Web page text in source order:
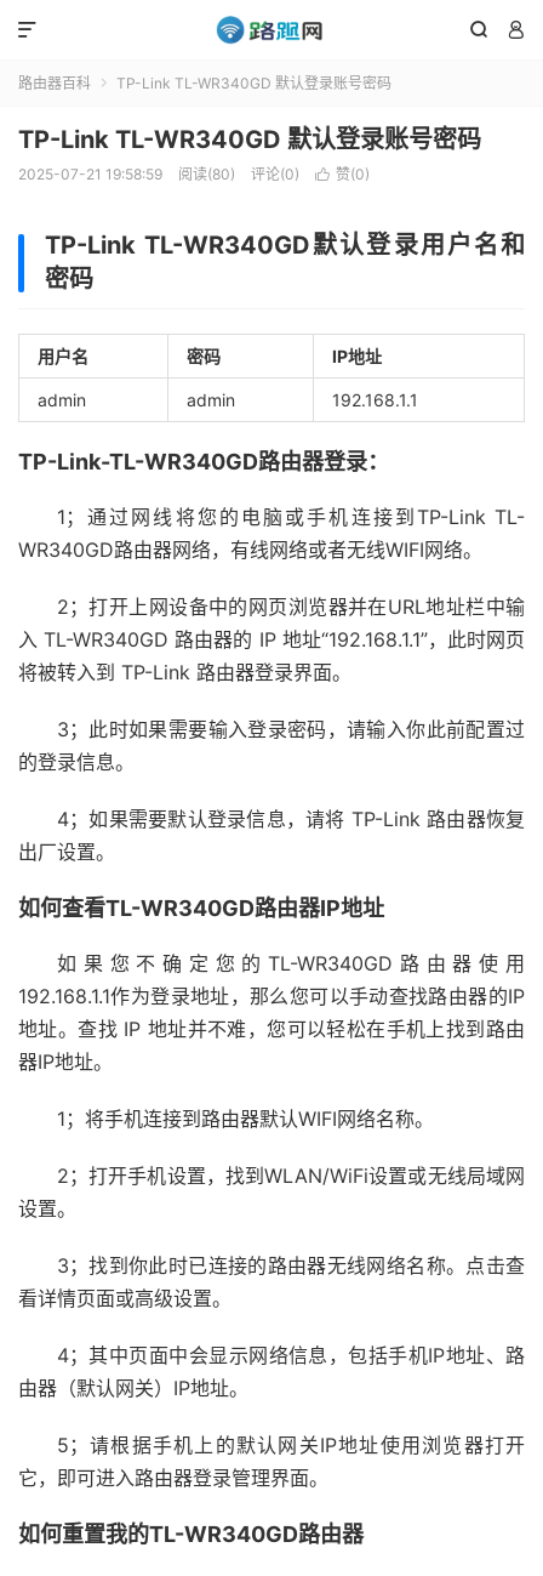
 

路由器百科  TP-Link TL-WR340GD 默认登录账号密码
TP-Link TL-WR340GD 默认登录账号密码
2025-07-21 19:58:59 阅读(80) 评论(0)  赞(0)
TP-Link TL-WR340GD默认登录用户名和
密码
用户名 密码 IP地址
admin admin 192.168.1.1
TP-Link-TL-WR340GD路由器登录：
1；通过网线将您的电脑或手机连接到TP-Link TL-
WR340GD路由器网络，有线网络或者无线WIFI网络。
2；打开上网设备中的网页浏览器并在URL地址栏中输
入 TL-WR340GD 路由器的 IP 地址“192.168.1.1”，此时网页
将被转入到 TP-Link 路由器登录界面。
3；此时如果需要输入登录密码，请输入你此前配置过
的登录信息。
4；如果需要默认登录信息，请将 TP-Link 路由器恢复
出厂设置。
如何查看TL-WR340GD路由器IP地址
如果您不确定您的TL-WR340GD路由器使用
192.168.1.1作为登录地址，那么您可以手动查找路由器的IP
地址。查找 IP 地址并不难，您可以轻松在手机上找到路由
器IP地址。
1；将手机连接到路由器默认WIFI网络名称。
2；打开手机设置，找到WLAN/WiFi设置或无线局域网
设置。
3；找到你此时已连接的路由器无线网络名称。点击查
看详情页面或高级设置。
4；其中页面中会显示网络信息，包括手机IP地址、路
由器（默认网关）IP地址。
5；请根据手机上的默认网关IP地址使用浏览器打开
它，即可进入路由器登录管理界面。
如何重置我的TL-WR340GD路由器